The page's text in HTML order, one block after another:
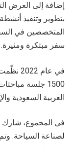
إضافة إلى العرض
بتطوير وتنفيذ
المتخصصين في
سفر مبتكرة ومثيرة.
في
1500 جلسة
العربية السعودية
في المجموع، شارك
لصناعة السياحة.